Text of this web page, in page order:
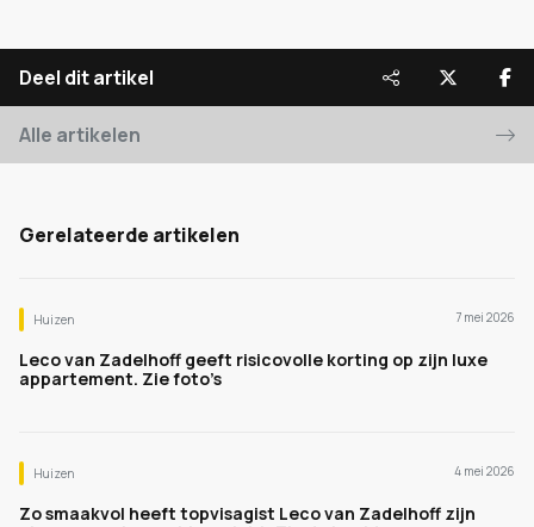
Deel dit artikel
Alle artikelen
Gerelateerde artikelen
Huizen 7 mei 2026
Leco van Zadelhoff geeft risicovolle korting op zijn luxe
appartement. Zie foto’s
Huizen 4 mei 2026
Zo smaakvol heeft topvisagist Leco van Zadelhoff zijn